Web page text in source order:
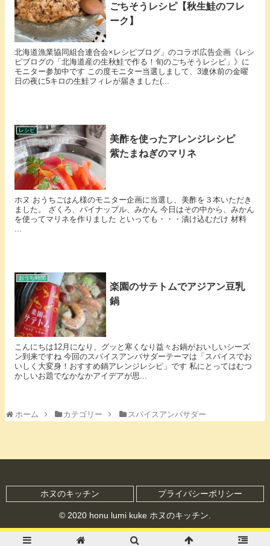
ごちそうレシピ【秋生鮭のフレ
ーク】
北海道漁業協同組合連合会×レシピブログ」のコラボ広告企画《レシ
ピブログの「北海道産の生秋鮭で作る！旬のごちそうレシピ」》に
モニター参加中です この度モニター当選しまして、3連休前の金曜
日の夜に5キロの生鮭フィレが届きました(...
レシピ
美酢を使ったアレンジレシピ
紫たまねぎのマリネ
ホヌ おうちごはん様のモニター企画に当選し、美酢を３本いただき
ました。 ざくろ、パイナップル、みかん 今日はその中から、みかん
を使ってマリネを作りました といっても・・・漬け込むだけ 材料
おうち時間
楽園のサテトムでアジアン豆乳
鍋
こんにちは12月になり、グッと寒くなり益々お鍋がおいしいシーズ
ン到来ですね 今回のスパイスアンバサダーテーマは「スパイスでお
いしく大変身！おすすめ鍋アレンジレシピ」です 私にとってはむつ
かしいお題でなかなかアイデアが思...
ホーム カテゴリー スパイスアンバサダー
ホヌのキッチン プライバシーポリシー
© 2020 honu lumi kuke ホヌのキッチン.